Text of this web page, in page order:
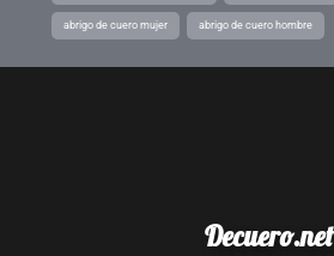
abrigo de cuero mujer abrigo de cuero hombre
Decuero.net